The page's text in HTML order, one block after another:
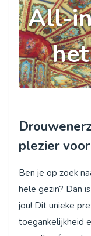
All-
plezier
Ben je op zoek
hele gezin? Dan
jou! Dit unieke
toegankelijkheid